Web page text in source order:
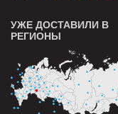
УЖЕ ДОСТАВИЛИ В
РЕГИОНЫ